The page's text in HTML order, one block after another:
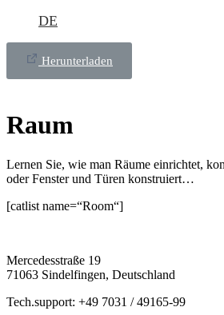
DE
Herunterladen
Raum
Lernen Sie, wie man Räume einrichtet,
oder Fenster und Türen konstruiert…
[catlist name=“Room“]
Mercedesstraße 19
71063 Sindelfingen, Deutschland
Tech.support: +49 7031 / 49165-99